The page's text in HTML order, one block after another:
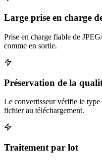
Large prise en charge
Prise en charge fiable de
comme en sortie.
Préservation de la
Le convertisseur vérifie le
fichier au téléchargement.
Traitement par lot